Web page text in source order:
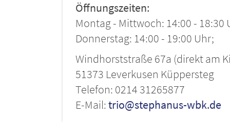
Öffnungszeiten:
Montag - Mittwoch: 14:00 - 18:30
Donnerstag: 14:00 - 19:00 Uhr;
Windhorststraße 67a (direkt am
51373 Leverkusen Küppersteg
Telefon: 0214 31265877
E-Mail:trio@stephanus-wbk.de